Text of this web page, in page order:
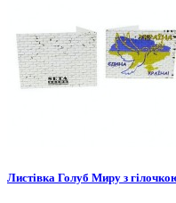
Листівка Голуб Миру з